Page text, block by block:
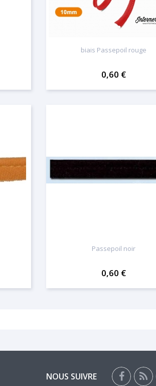
biais Passepoil rouge
0,60 €
Passepoil noir
0,60 €
NOUS SUIVRE